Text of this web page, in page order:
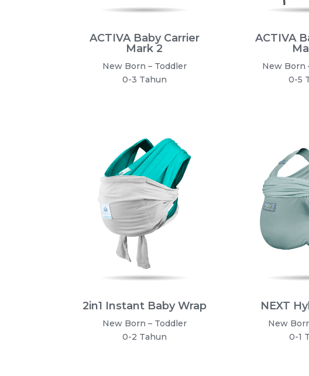
ACTIVA Baby Carrier
Mark 2
New Born – Toddler
0-3 Tahun
ACTIVA
New Born
0-5
2in1 Instant Baby Wrap
New Born – Toddler
0-2 Tahun
NEXT
New
0-1